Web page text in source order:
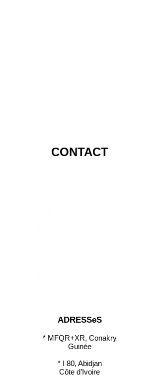
CONTACT
ADRESSeS
* MFQR+XR, Conakry
Guinée
* I 80, Abidjan
Côte d’Ivoire